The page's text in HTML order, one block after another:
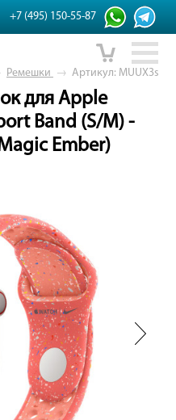
+7 (495) 150-55-87
Ремешки → Артикул: MUUX3s
для Apple
Band (S/M) -
Ember)